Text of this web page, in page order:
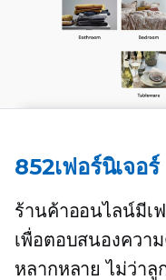
852เฟอร์นิเจอร์
ร้านค้าออนไลน์มีเ
เพื่อตอบสนองควา
หลากหลาย ไม่ว่าลู